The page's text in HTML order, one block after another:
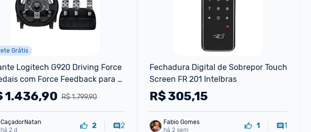
Grátis
Logitech G920 Driving Force
com Force Feedback para
Series X|S Xbox One PC Mac
R$ 1.799,90
1.436,90
CaçadorNatan
há 2 d
2 2
Fechadura Digital de Sobrepor Touch
Screen FR 201 Intelbras
R$305,15
Fabio Gomes
há 2 sem
1 1